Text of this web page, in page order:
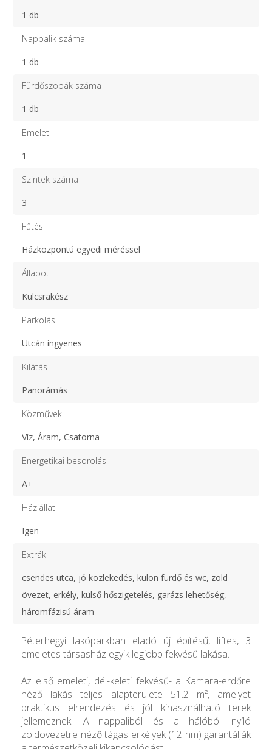
1 db
Nappalik száma
1 db
Fürdőszobák száma
1 db
Emelet
1
Szintek száma
3
Fűtés
Házközpontú egyedi méréssel
Állapot
Kulcsrakész
Parkolás
Utcán ingyenes
Kilátás
Panorámás
Közművek
Víz, Áram, Csatorna
Energetikai besorolás
A+
Háziállat
Igen
Extrák
csendes utca, jó közlekedés, külön fürdő és wc, zöld
övezet, erkély, külső hőszigetelés, garázs lehetőség,
háromfázisú áram
Péterhegyi lakóparkban eladó új építésű, liftes, 3
emeletes társasház egyik legjobb fekvésű lakása.
Az első emeleti, dél-keleti fekvésű- a Kamara-erdőre
néző lakás teljes alapterülete 51.2 m², amelyet
praktikus elrendezés és jól kihasználható terek
jellemeznek. A nappaliból és a hálóból nyíló
zöldövezetre néző tágas erkélyek (12 nm) garantálják